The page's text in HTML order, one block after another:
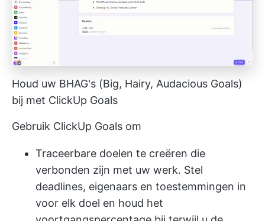
Houd uw BHAG's (Big, Hairy, Audacious Goals)
bij met ClickUp Goals
Gebruik ClickUp Goals om
Traceerbare doelen te creëren die
verbonden zijn met uw werk. Stel
deadlines, eigenaars en toestemmingen in
voor elk doel en houd het